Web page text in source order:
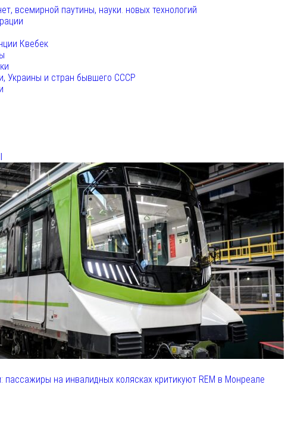
всемирной паутины, науки. новых технологий
Квебек
Украины и стран бывшего СССР
пассажиры на инвалидных колясках критикуют REM в Монреале